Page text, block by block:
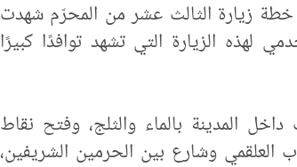
زيارة الثالث عشر من المحرّم شهدت
لهذه الزيارة التي تشهد توافدًا كبيرًا
المدينة بالماء والثلج، وفتح نقاط
العلقمي وشارع بين الحرمين الشريفين،